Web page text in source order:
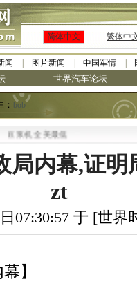
简体中文 繁体中
闻 图片新闻 中国军情
世界汽车论坛
： bob
最低
局内幕,证明
zt
07:30:57 于 [世
】